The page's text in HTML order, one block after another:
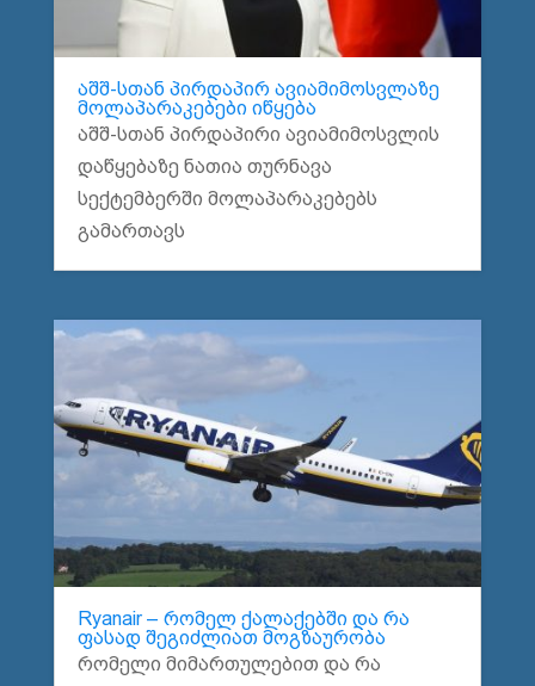
აშშ-სთან პირდაპირ ავიამიმოსვლაზე
მოლაპარაკებები იწყება
აშშ-სთან პირდაპირი ავიამიმოსვლის
დაწყებაზე ნათია თურნავა
სექტემბერში მოლაპარაკებებს
გამართავს
Ryanair – რომელ ქალაქებში და რა
ფასად შეგიძლიათ მოგზაურობა
რომელი მიმართულებით და რა